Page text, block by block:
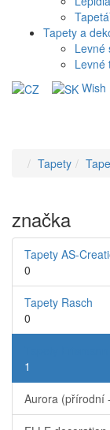
Tapety a
Levné
Levné
Wish
Tapety
značka
Tapety AS-
0
Tapety Rasch
0
1
Aurora (přírodní